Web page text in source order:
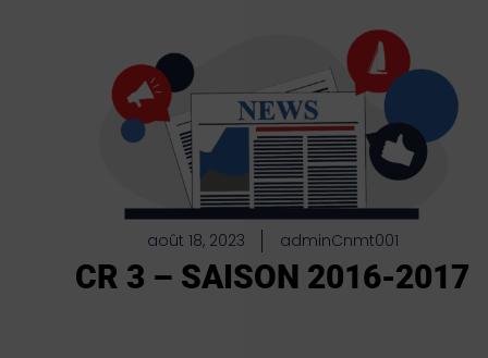
août 18, 2023 adminCnmt001
CR 3 – SAISON 2016-2017